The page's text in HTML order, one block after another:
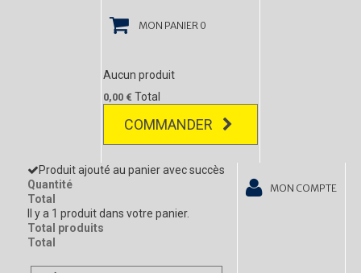
MON PANIER 0
Aucun produit
0,00 € Total
COMMANDER
Produit ajouté au panier avec succès
Quantité
Total
Il y a 1 produit dans votre panier.
Total produits
Total
MON COMPTE